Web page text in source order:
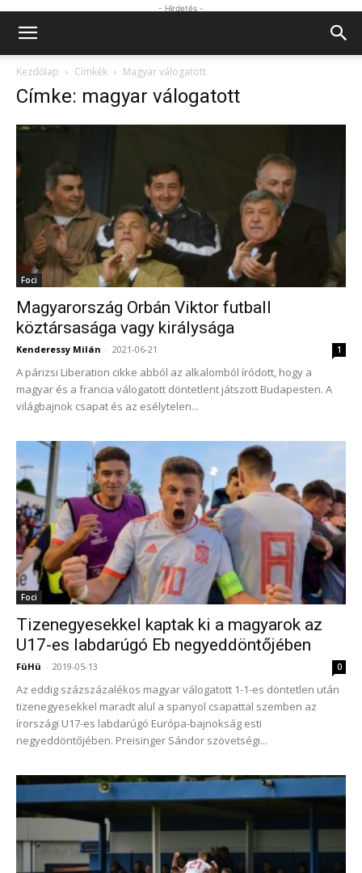
- Hirdetés -
Kezdőlap Címkék Magyar válogatott
Címke: magyar válogatott
Foci
Magyarország Orbán Viktor futball
köztársasága vagy királysága
Kenderessy Milán - 2021-06-21 1
A párizsi Liberation cikke abból az alkalomból íródott, hogy a
magyar és a francia válogatott döntetlent játszott Budapesten. A
világbajnok csapat és az esélytelen...
Foci
Tizenegyesekkel kaptak ki a magyarok az
U17-es labdarúgó Eb negyeddöntőjében
FüHü - 2019-05-13 0
Az eddig százszázalékos magyar válogatott 1-1-es döntetlen után
tizenegyesekkel maradt alul a spanyol csapattal szemben az
írországi U17-es labdarúgó Európa-bajnokság esti
negyeddöntőjében. Preisinger Sándor szövetségi...